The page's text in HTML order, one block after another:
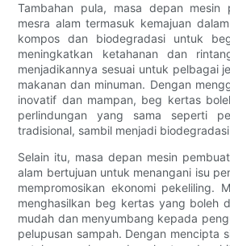
Tambahan pula, masa depan
mesra alam termasuk kemajuan
kompos dan biodegradasi untuk
meningkatkan ketahanan dan
menjadikannya sesuai untuk pelbagai
makanan dan minuman. Dengan
inovatif dan mampan, beg kertas
perlindungan yang sama seperti
tradisional, sambil menjadi
Selain itu, masa depan mesin
alam bertujuan untuk menangani isu
mempromosikan ekonomi pekeliling.
menghasilkan beg kertas yang boleh
mudah dan menyumbang kepada
pelupusan sampah. Dengan mencipta